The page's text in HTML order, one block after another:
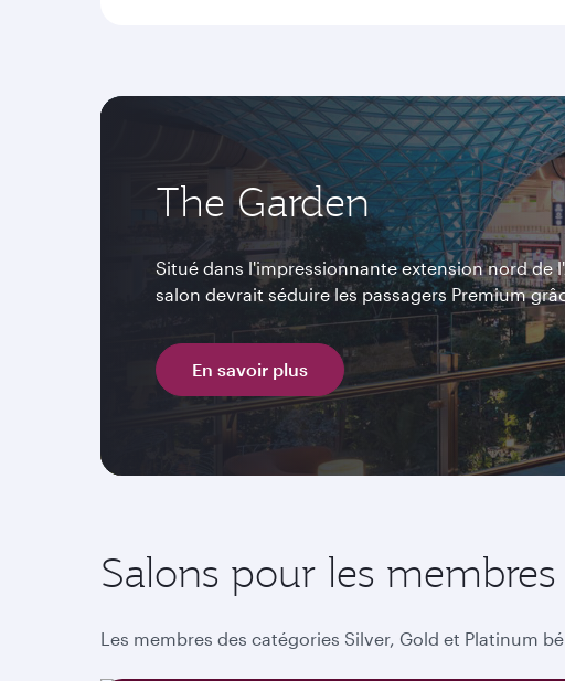
The Garden
Situé dans l'impressionnante extension nord de
salon devrait séduire les passagers Premium
En savoir plus
Salons pour les
Les membres des catégories Silver, Gold et Platinum